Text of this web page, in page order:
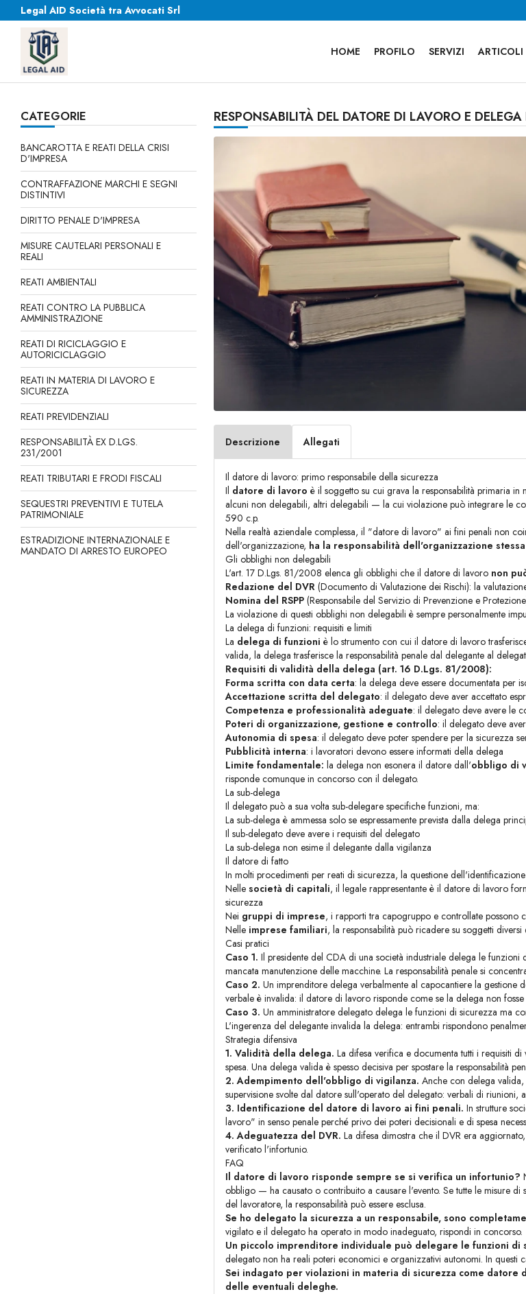
Legal AID Società tra Avvocati Srl
HOME PROFILO SERVIZI ARTICOLI
CATEGORIE
BANCAROTTA E REATI DELLA CRISI
D'IMPRESA
CONTRAFFAZIONE MARCHI E SEGNI
DISTINTIVI
DIRITTO PENALE D'IMPRESA
MISURE CAUTELARI PERSONALI E
REALI
REATI AMBIENTALI
REATI CONTRO LA PUBBLICA
AMMINISTRAZIONE
REATI DI RICICLAGGIO E
AUTORICICLAGGIO
REATI IN MATERIA DI LAVORO E
SICUREZZA
REATI PREVIDENZIALI
RESPONSABILITÀ EX D.LGS.
231/2001
REATI TRIBUTARI E FRODI FISCALI
SEQUESTRI PREVENTIVI E TUTELA
PATRIMONIALE
ESTRADIZIONE INTERNAZIONALE E
MANDATO DI ARRESTO EUROPEO
RESPONSABILITÀ DEL DATORE DI LAVORO E
Descrizione Allegati
Il datore di lavoro: primo responsabile della sicurezza
Il datore di lavoro è il soggetto su cui grava la responsabilità primaria
alcuni non delegabili, altri delegabili — la cui violazione può integrare le
590 c.p.
Nella realtà aziendale complessa, il "datore di lavoro" ai fini penali non
dell'organizzazione, ha la responsabilità dell'organizzazione
Gli obblighi non delegabili
L'art. 17 D.Lgs. 81/2008 elenca gli obblighi che il datore di lavoro non
Redazione del DVR (Documento di Valutazione dei Rischi): la
Nomina del RSPP (Responsabile del Servizio di Prevenzione e
La violazione di questi obblighi non delegabili è sempre personalmente
La delega di funzioni: requisiti e limiti
La delega di funzioni è lo strumento con cui il datore di lavoro
valida, la delega trasferisce la responsabilità penale dal delegante al
Requisiti di validità della delega (art. 16 D.Lgs. 81/2008):
Forma scritta con data certa: la delega deve essere documentata per
Accettazione scritta del delegato: il delegato deve aver accettato
Competenza e professionalità adeguate: il delegato deve avere le
Poteri di organizzazione, gestione e controllo: il delegato deve
Autonomia di spesa: il delegato deve poter spendere per la sicurezza
Pubblicità interna: i lavoratori devono essere informati della delega
Limite fondamentale: la delega non esonera il datore dall'obbligo di
risponde comunque in concorso con il delegato.
La sub-delega
Il delegato può a sua volta sub-delegare specifiche funzioni, ma:
La sub-delega è ammessa solo se espressamente prevista dalla delega
Il sub-delegato deve avere i requisiti del delegato
La sub-delega non esime il delegante dalla vigilanza
Il datore di fatto
In molti procedimenti per reati di sicurezza, la questione
Nellesocietà di capitali, il legale rappresentante è il datore di lavoro
sicurezza
Nei gruppi di imprese, i rapporti tra capogruppo e controllate possono
Nelle imprese familiari, la responsabilità può ricadere su soggetti
Casi pratici
Caso 1. Il presidente del CDA di una società industriale delega le
mancata manutenzione delle macchine. La responsabilità penale si
Caso 2. Un imprenditore delega verbalmente al capocantiere la
verbale è invalida: il datore di lavoro risponde come se la delega non fosse
Caso 3. Un amministratore delegato delega le funzioni di sicurezza ma
L'ingerenza del delegante invalida la delega: entrambi rispondono
Strategia difensiva
1. Validità della delega. La difesa verifica e documenta tutti i requisiti
spesa. Una delega valida è spesso decisiva per spostare la responsabilità
2. Adempimento dell'obbligo di vigilanza. Anche con delega
supervisione svolte dal datore sull'operato del delegato: verbali di riunioni,
3. Identificazione del datore di lavoro ai fini penali. In strutture
lavoro" in senso penale perché privo dei poteri decisionali e di spesa
4. Adeguatezza del DVR. La difesa dimostra che il DVR era
verificato l'infortunio.
FAQ
Il datore di lavoro risponde sempre se si verifica un infortunio?
obbligo — ha causato o contribuito a causare l'evento. Se tutte le misure
del lavoratore, la responsabilità può essere esclusa.
Se ho delegato la sicurezza a un responsabile, sono
vigilato e il delegato ha operato in modo inadeguato, rispondi in concorso.
Un piccolo imprenditore individuale può delegare le funzioni di
delegato non ha reali poteri economici e organizzativi autonomi. In questi
Sei indagato per violazioni in materia di sicurezza come
delle eventuali deleghe.